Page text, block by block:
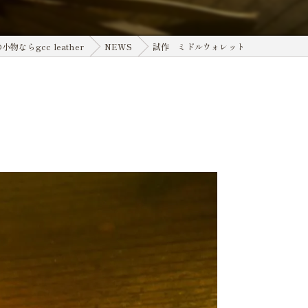
小物ならgcc leather NEWS 試作 ミドルウォレット